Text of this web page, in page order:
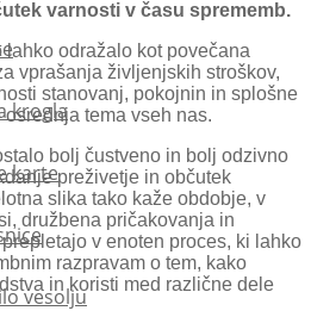
krogla
karte
vesolju
varnosti v času sprememb.
lahko odražalo kot povečana
vprašanja življenjskih stroškov,
stanovanj, pokojnin in splošne
tema vseh nas.
bolj čustveno in bolj odzivno
preživetje in občutek
slika tako kaže obdobje, v
družbena pričakovanja in
v enoten proces, ki lahko
razpravam o tem, kako
in koristi med različne dele